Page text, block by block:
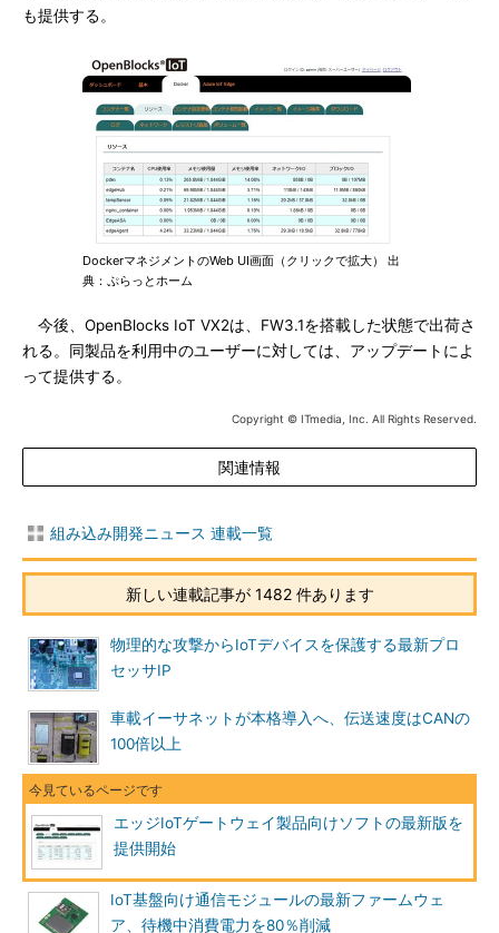
も提供する。
DockerマネジメントのWeb UI画面（クリックで拡大） 出
典：ぷらっとホーム
今後、OpenBlocks IoT VX2は、FW3.1を搭載した状態で出荷さ
れる。同製品を利用中のユーザーに対しては、アップデートによ
って提供する。
Copyright © ITmedia, Inc. All Rights Reserved.
関連情報
組み込み開発ニュース 連載一覧
新しい連載記事が 1482 件あります
物理的な攻撃からIoTデバイスを保護する最新プロ
セッサIP
車載イーサネットが本格導入へ、伝送速度はCANの
100倍以上
エッジIoTゲートウェイ製品向けソフトの最新版を
提供開始
IoT基盤向け通信モジュールの最新ファームウェ
ア、待機中消費電力を80％削減